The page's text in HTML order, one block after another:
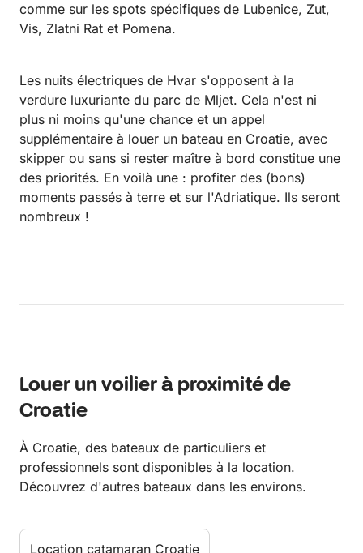
comme sur les spots spécifiques de Lubenice, Zut,
Vis, Zlatni Rat et Pomena.
Les nuits électriques de Hvar s'opposent à la
verdure luxuriante du parc de Mljet. Cela n'est ni
plus ni moins qu'une chance et un appel
supplémentaire à louer un bateau en Croatie, avec
skipper ou sans si rester maître à bord constitue une
des priorités. En voilà une : profiter des (bons)
moments passés à terre et sur l'Adriatique. Ils seront
nombreux !
Louer un voilier à proximité de
Croatie
À Croatie, des bateaux de particuliers et
professionnels sont disponibles à la location.
Découvrez d'autres bateaux dans les environs.
Location catamaran Croatie